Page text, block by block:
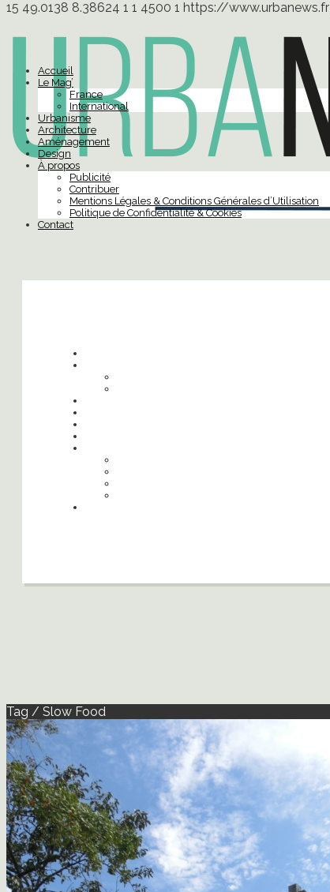
15 49.0138 8.38624 1 1 4500 1 https://www.urbanews.fr
Accueil
Le Mag’
France
International
Urbanisme
Architecture
Aménagement
Design
À propos
Publicité
Contribuer
Mentions Légales & Conditions Générales d’Utilisation
Politique de Confidentialité & Cookies
Contact
Tag / Slow Food